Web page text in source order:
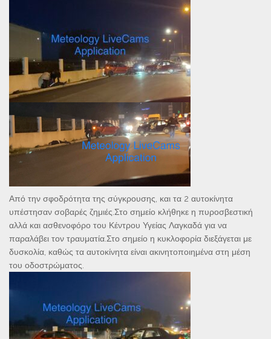
Από την σφοδρότητα της σύγκρουσης, και τα 2 αυτοκίνητα
υπέστησαν σοβαρές ζημιές.Στο σημείο κλήθηκε η πυροσβεστική
αλλά και ασθενοφόρο του Κέντρου Υγείας Λαγκαδά για να
παραλάβει τον τραυματία.Στο σημείο η κυκλοφορία διεξάγεται με
δυσκολία, καθώς τα αυτοκίνητα είναι ακινητοποιημένα στη μέση
του οδοστρώματος.